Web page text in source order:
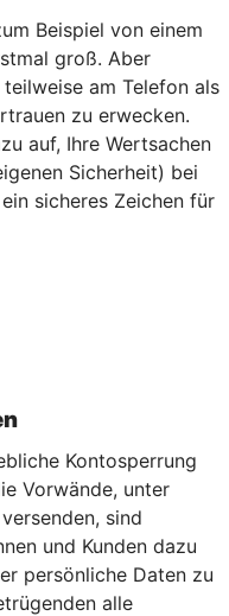
Beispiel von einem
groß. Aber
am Telefon als
zu erwecken.
auf, Ihre Wertsachen
Sicherheit) bei
sicheres Zeichen für
Kontosperrung
Vorwände, unter
sind
und Kunden dazu
persönliche Daten zu
alle